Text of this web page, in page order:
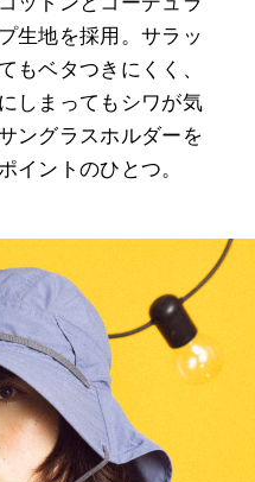
生地を採用。サラッ
もベタつきにくく、
しまってもシワが気
ングラスホルダーを
イントのひとつ。